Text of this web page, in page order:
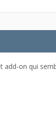
add-on qui